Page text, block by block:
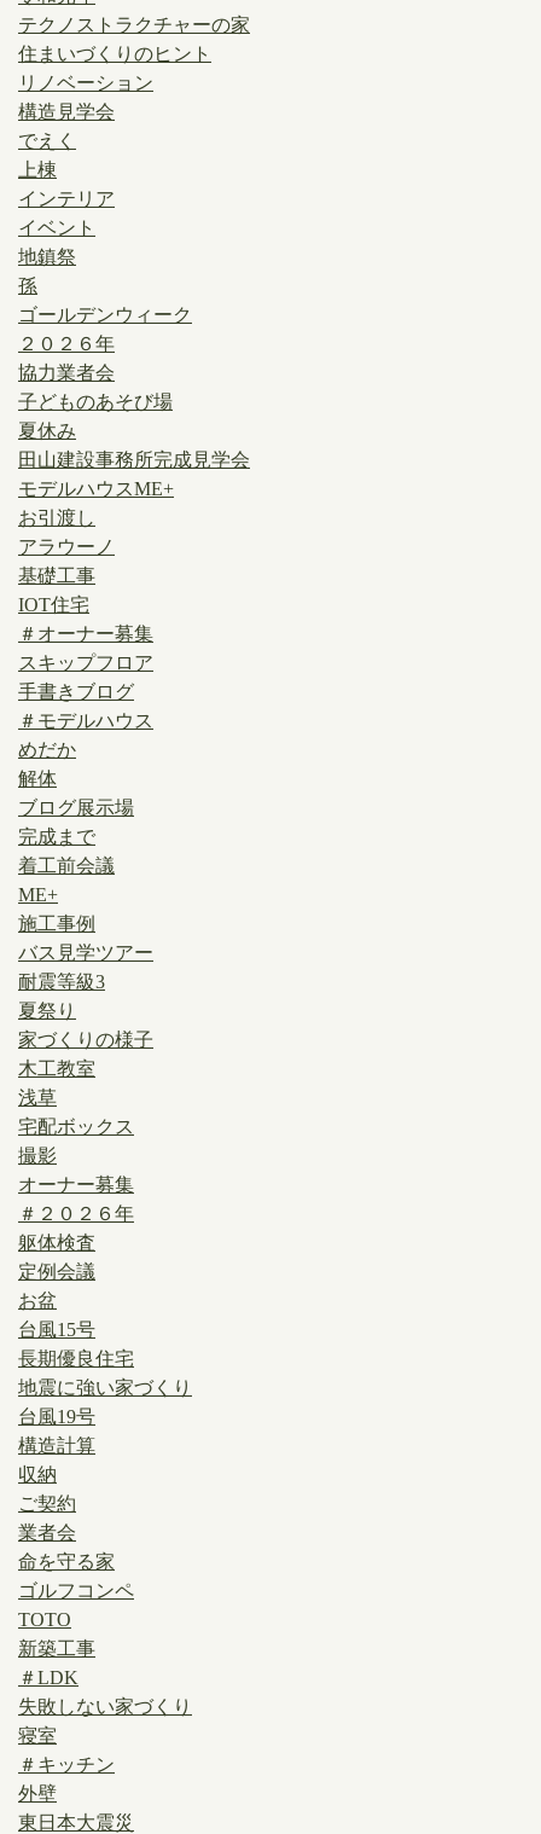
テクノストラクチャーの家
住まいづくりのヒント
リノベーション
構造見学会
でえく
上棟
インテリア
イベント
地鎮祭
孫
ゴールデンウィーク
２０２６年
協力業者会
子どものあそび場
夏休み
田山建設事務所完成見学会
モデルハウスME+
お引渡し
アラウーノ
基礎工事
IOT住宅
＃オーナー募集
スキップフロア
手書きブログ
＃モデルハウス
めだか
解体
ブログ展示場
完成まで
着工前会議
ME+
施工事例
バス見学ツアー
耐震等級3
夏祭り
家づくりの様子
木工教室
浅草
宅配ボックス
撮影
オーナー募集
＃２０２６年
躯体検査
定例会議
お盆
台風15号
長期優良住宅
地震に強い家づくり
台風19号
構造計算
収納
ご契約
業者会
命を守る家
ゴルフコンペ
TOTO
新築工事
＃LDK
失敗しない家づくり
寝室
＃キッチン
外壁
東日本大震災